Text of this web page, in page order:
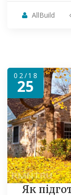
AllBuild
02/18
25
Як